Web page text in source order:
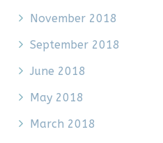
November 2018
September 2018
June 2018
May 2018
March 2018